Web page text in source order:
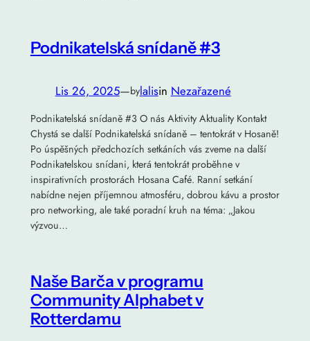
Podnikatelská snídaně #3
Lis 26, 2025—bylalisin Nezařazené
Podnikatelská snídaně #3 O nás Aktivity Aktuality Kontakt
Chystá se další Podnikatelská snídaně – tentokrát v Hosaně!
Po úspěšných předchozích setkáních vás zveme na další
Podnikatelskou snídani, která tentokrát proběhne v
inspirativních prostorách Hosana Café. Ranní setkání
nabídne nejen příjemnou atmosféru, dobrou kávu a prostor
pro networking, ale také poradní kruh na téma: „Jakou
výzvou…
Naše Barča v programu
Community Alphabet v
Rotterdamu